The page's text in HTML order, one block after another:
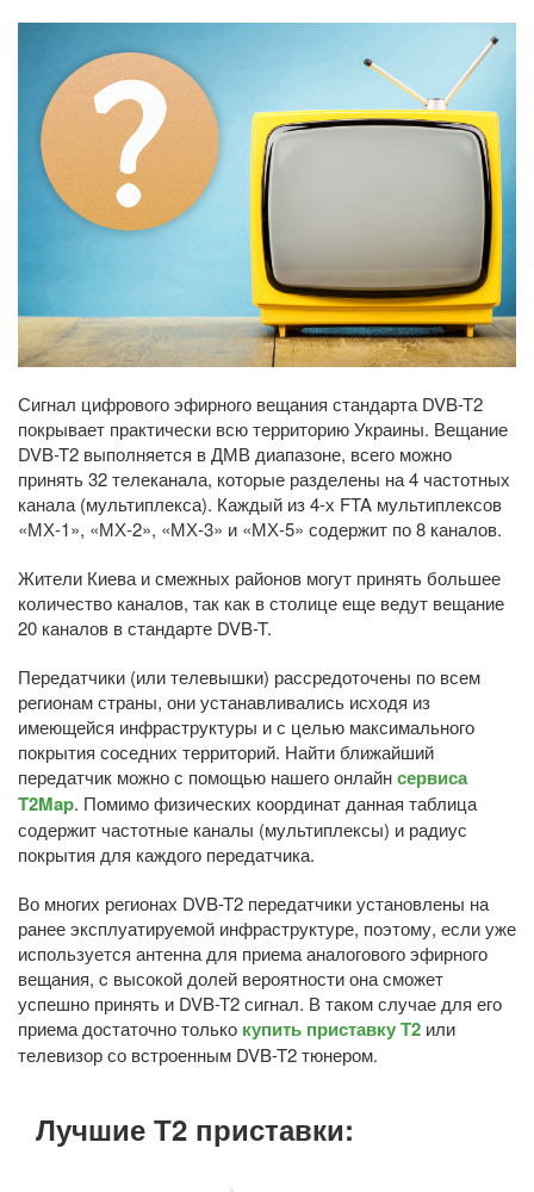
Сигнал цифрового эфирного вещания стандарта DVB-T2
покрывает практически всю территорию Украины. Вещание
DVB-T2 выполняется в ДМВ диапазоне, всего можно
принять 32 телеканала, которые разделены на 4 частотных
канала (мультиплекса). Каждый из 4-х FTA мультиплексов
«МХ-1», «МХ-2», «МХ-3» и «МХ-5» содержит по 8 каналов.
Жители Киева и смежных районов могут принять большее
количество каналов, так как в столице еще ведут вещание
20 каналов в стандарте DVB-T.
Передатчики (или телевышки) рассредоточены по всем
регионам страны, они устанавливались исходя из
имеющейся инфраструктуры и с целью максимального
покрытия соседних территорий. Найти ближайший
передатчик можно с помощью нашего онлайнсервиса
T2Map. Помимо физических координат данная таблица
содержит частотные каналы (мультиплексы) и радиус
покрытия для каждого передатчика.
Во многих регионах DVB-T2 передатчики установлены на
ранее эксплуатируемой инфраструктуре, поэтому, если уже
используется антенна для приема аналогового эфирного
вещания, c высокой долей вероятности она сможет
успешно принять и DVB-T2 сигнал. В таком случае для его
приема достаточно только купить приставку Т2 или
телевизор со встроенным DVB-T2 тюнером.
Лучшие Т2 приставки: